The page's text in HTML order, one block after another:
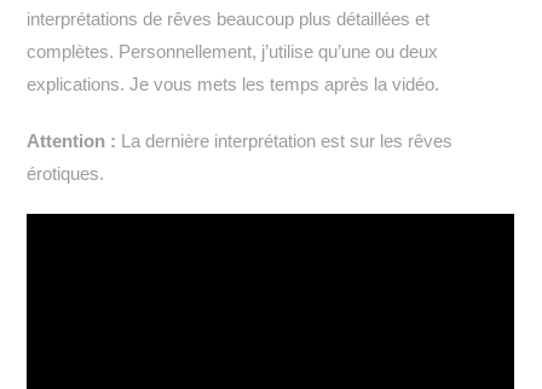
interprétations de rêves beaucoup plus détaillées et
complètes. Personnellement, j’utilise qu’une ou deux
explications. Je vous mets les temps après la vidéo.
Attention : La dernière interprétation est sur les rêves
érotiques.